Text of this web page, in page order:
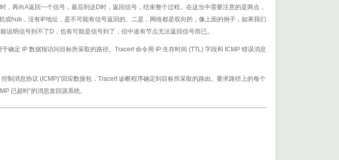
，再向A返回一个信号，最后到达D时，返回信号，结束整个过程。在这当中需要注意的是两点，
或hub，没有IP地址，是不可能有信号返回的。二是，网络都是双向的，像上面的例子，如果我们
说明信号到不了D，也有可能是信号到了，但中途有节点无法返回信号而已。
确定 IP 数据报访问目标所采取的路径。Tracert 命令用 IP 生存时间 (TTL) 字段和 ICMP 错误消息
制消息协议 (ICMP)”回应数据包，Tracert 诊断程序确定到目标所采取的路由。要求路径上的每个
已超时”的消息发回源系统。